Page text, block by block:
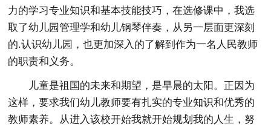
力的学习专业知识和基本技能技巧，在选修课中，我选
取了幼儿园管理学和幼儿钢琴伴奏，从另一层面更深刻
的.认识幼儿园，也更加深入的了解到作为一名人民教师
的职责和义务。
儿童是祖国的未来和期望，是早晨的太阳。正因为
这样，要求我们幼儿教师要有扎实的专业知识和优秀的
教师素养。从进入该校开始我就开始规划我的人生，努